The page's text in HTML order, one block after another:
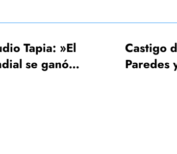
Castigo de la FIFA:
Paredes y Molina 3